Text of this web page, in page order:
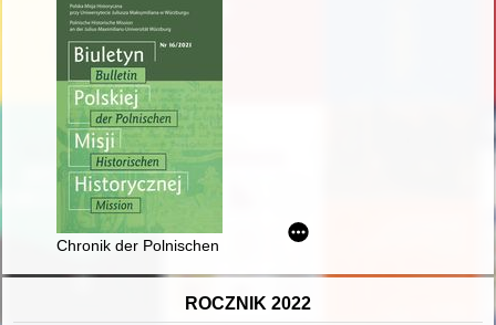
Chronik der Polnischen Historischen Mission 2020
ROCZNIK 2022